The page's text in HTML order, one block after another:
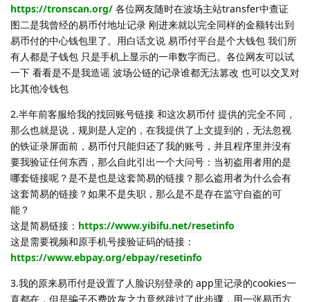
https://tronscan.org/ 各位网友随时在波场主站transfer中查证
图二是我曾经的易币付地址记录 刚进来就以完全同样的金额转出到
易币付的中心钱包里了。用白话文说 易币付平台是个大钱包 我们所
有人都是子钱包 只是手机上显示的一串数字而已。各位网友可以试
一下 看看是不是我造谣 波场公链的记录谁都无法篡改 也可以交叉对
比其他冷钱包
2.半年前客服给我的找回账号链接 和这次易币付 提供的完全不同，
那么也就是说，规则是人定的，在我提供了上文提到的，无法忽视
的铁证录屏面前，易币付只能归还了我的账号，并且程序里并没有
要我验证任何东西，那么自此引出一个大问号：当初盗用者用的是
哪套链接呢？是不是也是这套简易的链接？那么盗用者为什么会有
这套简易的链接？如果不是失职，那么是不是存在监守自盗的可
能？
这是简易链接： https://www.yibifu.net/resetinfo
这是需要视频和原手机号接验证码的链接：
https://www.ebpay.org/ebpay/resetinfo
3.我的原来易币付是设置了人脸识别登录的 app里记录的cookies一
直都在，但是骗子不费吹灰之力竟然跳过了此步骤，用一张易币方